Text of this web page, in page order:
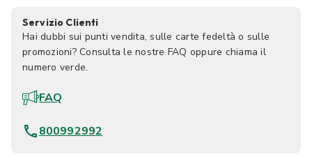
Servizio Clienti
Hai dubbi sui punti vendita, sulle carte fedeltà o sulle
promozioni? Consulta le nostre FAQ oppure chiama il
numero verde.
FAQ
800992992